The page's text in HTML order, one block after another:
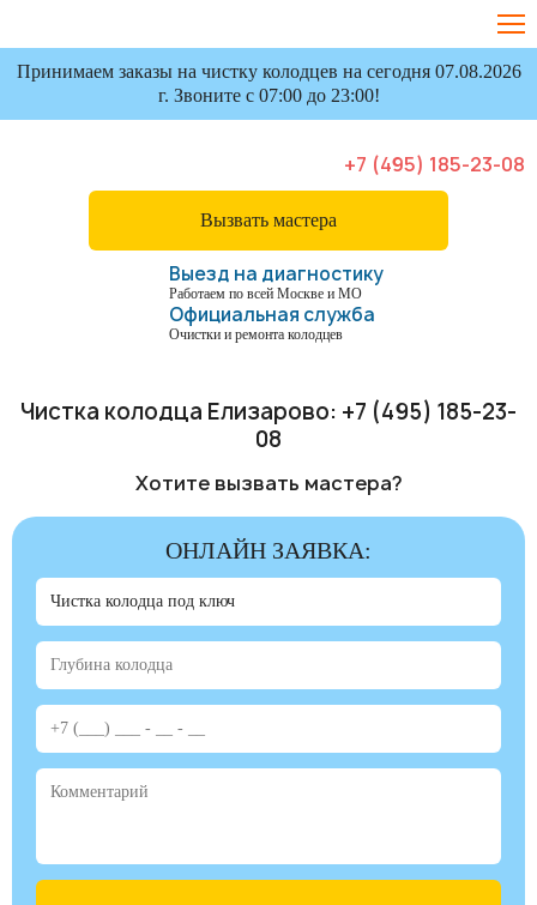
Принимаем заказы на чистку колодцев на сегодня 07.08.2026
г. Звоните с 07:00 до 23:00!
Вызвать мастера
Выезд на диагностику
Работаем по всей Москве и МО
Официальная служба
Очистки и ремонта колодцев
+7 (495) 185-23-08
Чистка колодца Елизарово: +7 (495) 185-23-
08
Хотите вызвать мастера?
ОНЛАЙН ЗАЯВКА: